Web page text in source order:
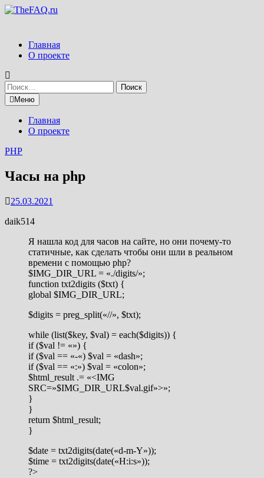
Перейти
Главная
О проекте
Найти:
Меню
Главная
О проекте
PHP
Часы на php
25.03.2021
daik514
Я нашла код для часов на сайте, но они почему-то
статичные, как сделать чтобы они шли в реальном
времени с помощью php?
$IMG_DIR_URL = «./digits/»;
function txt2digits ($txt) {
global $IMG_DIR_URL;
$digits = preg_split(«//», $txt);
while (list($key, $val) = each($digits)) {
if ($val != «») {
if ($val == «-«) $val = «dash»;
if ($val == «:») $val = «colon»;
$html_result .= «<IMG
SRC=»$IMG_DIR_URL$val.gif»>»;
}
}
return $html_result;
}
$date = txt2digits(date(«d-m-Y»));
$time = txt2digits(date(«H:i:s»));
?>